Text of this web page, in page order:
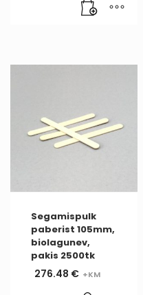
Segamispulk
paberist 105mm,
biolagunev,
pakis 2500tk
276.48 €